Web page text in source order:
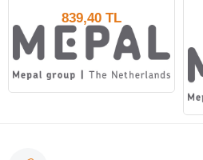
839,40 TL